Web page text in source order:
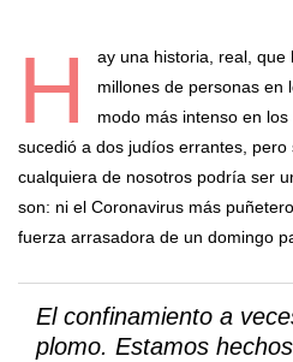
H
ay una historia, real, que
millones de personas en
modo más intenso en
sucedió a dos judíos errantes,
cualquiera de nosotros podría ser
son: ni el Coronavirus más
fuerza arrasadora de un domingo
El confinamiento a
plomo. Estamos